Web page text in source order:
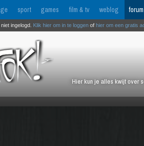
sport games film & tv weblog forum
Hier kun je alles kwijt over
ingelogd. Klik hier om in te loggen of hier om een gratis